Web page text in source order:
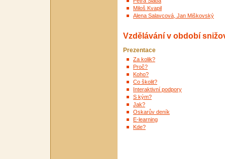
Miloš Kvapil
Alena Salavcová, Jan Miškovský
Vzdělávání v období
Prezentace
Za kolik?
Proč?
Koho?
Co školit?
Interaktivní podpory
S kým?
Jak?
Oskarův deník
E-learning
Kde?